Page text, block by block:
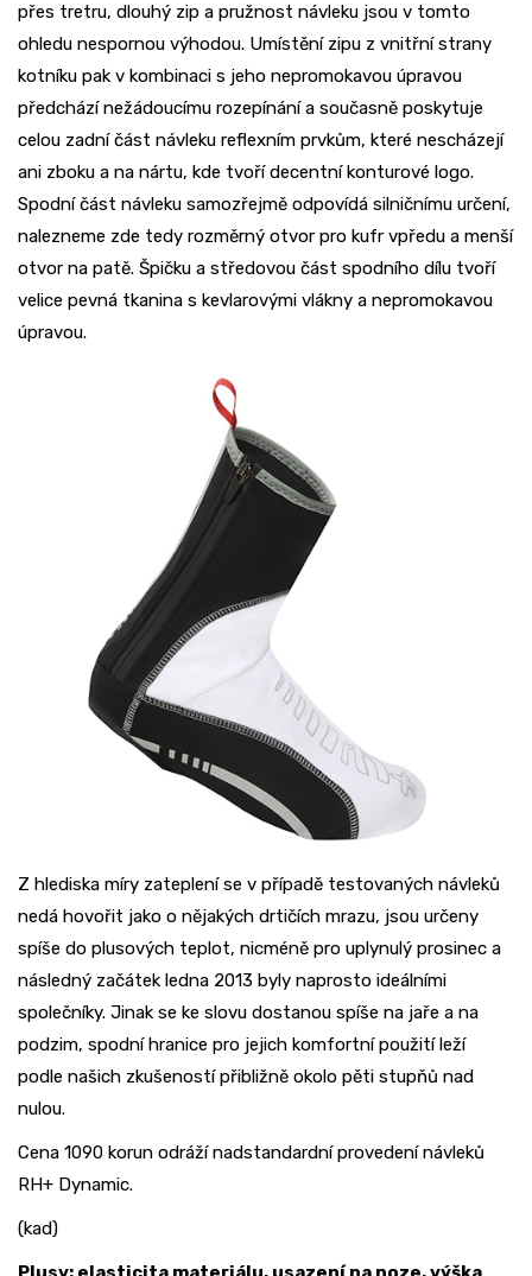
přes tretru, dlouhý zip a pružnost návleku jsou v tomto
ohledu nespornou výhodou. Umístění zipu z vnitřní strany
kotníku pak v kombinaci s jeho nepromokavou úpravou
předchází nežádoucímu rozepínání a současně poskytuje
celou zadní část návleku reflexním prvkům, které nescházejí
ani zboku a na nártu, kde tvoří decentní konturové logo.
Spodní část návleku samozřejmě odpovídá silničnímu určení,
nalezneme zde tedy rozměrný otvor pro kufr vpředu a menší
otvor na patě. Špičku a středovou část spodního dílu tvoří
velice pevná tkanina s kevlarovými vlákny a nepromokavou
úpravou.
Z hlediska míry zateplení se v případě testovaných návleků
nedá hovořit jako o nějakých drtičích mrazu, jsou určeny
spíše do plusových teplot, nicméně pro uplynulý prosinec a
následný začátek ledna 2013 byly naprosto ideálními
společníky. Jinak se ke slovu dostanou spíše na jaře a na
podzim, spodní hranice pro jejich komfortní použití leží
podle našich zkušeností přibližně okolo pěti stupňů nad
nulou.
Cena 1090 korun odráží nadstandardní provedení návleků
RH+ Dynamic.
(kad)